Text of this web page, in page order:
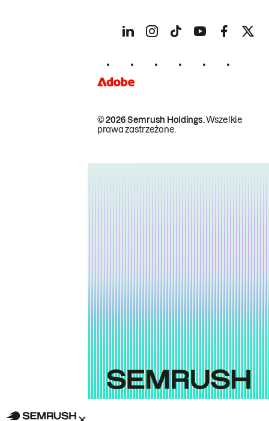
© 2026 Semrush Holdings.Wszelkie
prawa zastrzeżone.